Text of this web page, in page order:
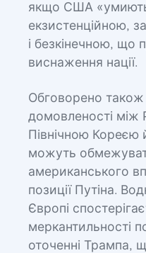
якщо США «умиють
екзистенційною,
і безкінечною, що
виснаження нації.
Обговорено також
домовленості між
Північною Кореєю
можуть
американського
позиції Путіна.
Європі
меркантильності
оточенні Трампа,